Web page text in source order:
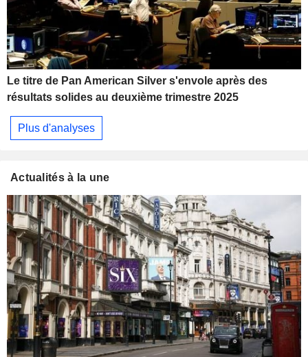
Le titre de Pan American Silver s'envole après des
résultats solides au deuxième trimestre 2025
Plus d'analyses
Actualités à la une